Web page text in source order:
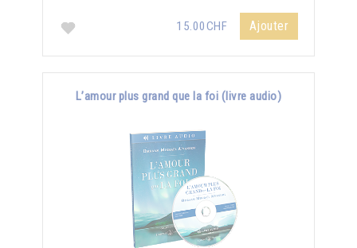
15.00CHF Ajouter
L’amour plus grand que la foi (livre audio)